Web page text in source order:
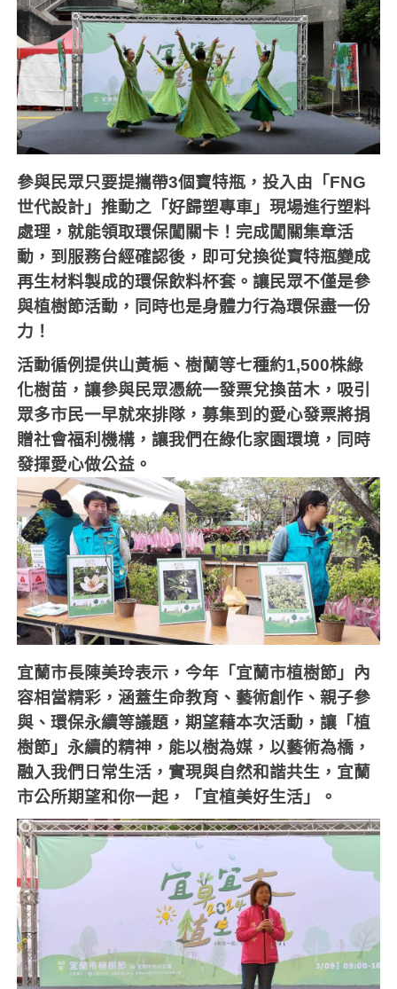
參與民眾只要提攜帶3個寶特瓶，投入由「 FNG
世代設計」推動之「好歸塑專車」現場進行塑料
處理，就能領取環保闖關卡！完成闖關集章活
動，到服務台經確認後，即可兌換從寶特瓶變成
再生材料製成的環保飲料杯套。讓民眾不僅是參
與植樹節活動，同時也是身體力行為環保盡一份
力！
活動循例提供山黃梔、樹蘭等七種約1,500株綠
化樹苗，讓參與民眾憑統一發票兌換苗木，吸引
眾多市民一早就來排隊，募集到的愛心發票將捐
贈社會福利機構，讓我們在綠化家園環境，同時
發揮愛心做公益。
宜蘭市長陳美玲表示，今年「宜蘭市植樹節」內
容相當精彩，涵蓋生命教育、藝術創作、親子參
與、環保永續等議題，期望藉本次活動，讓「植
樹節」永續的精神，能以樹為媒，以藝術為橋，
融入我們日常生活，實現與自然和諧共生，宜蘭
市公所期望和你一起，「宜植美好生活」。